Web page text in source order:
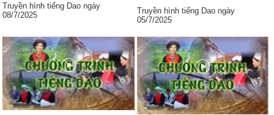
Truyền hình tiếng Dao ngày
08/7/2025
Truyền hình tiếng Dao ngày
05/7/2025